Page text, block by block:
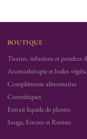
BOUTIQUE
Tisanes, infusions et poudres
Aromathérapie et huiles
Compléments alimentaires
Cosmétiques
Extrait liquide de plantes
Sauge, Encens et Resines